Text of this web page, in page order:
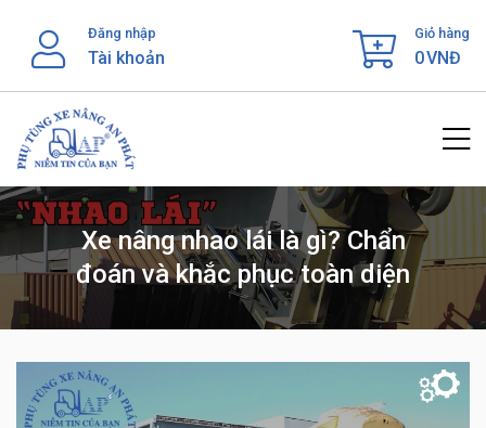
content
Đăng nhập
Tài khoản
Giỏ hàng
0VNĐ
Xe nâng nhao lái là gì? Chẩn
đoán và khắc phục toàn diện